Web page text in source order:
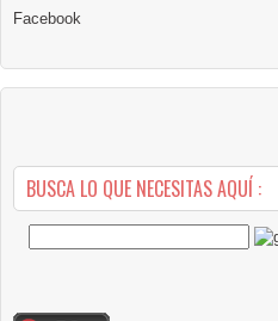
Facebook
BUSCA LO QUE NECESITAS AQUÍ :